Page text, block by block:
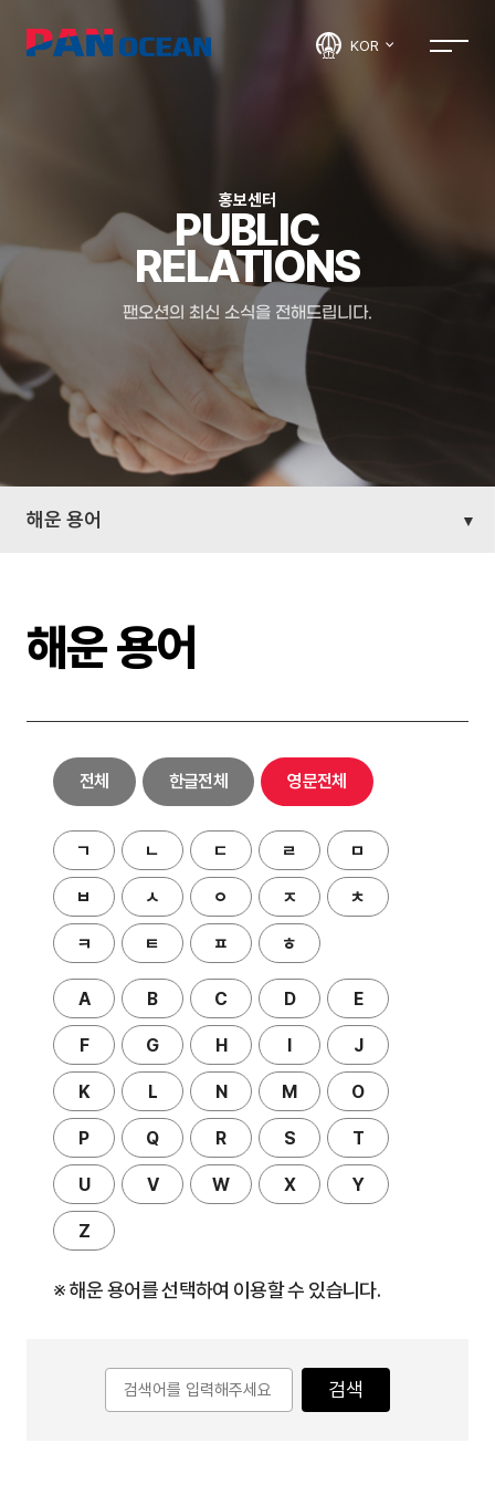
KOR
홍보센터
PUBLIC
RELATIONS
팬오션의 최신 소식을 전해드립니다.
해운 용어
해운 용어
전체 한글전체 영문전체
ㄱ ㄴ ㄷ ㄹ ㅁ
ㅂ ㅅ ㅇ ㅈ ㅊ
ㅋ ㅌ ㅍ ㅎ
A B C D E
F G H I J
K L N M O
P Q R S T
U V W X Y
Z
※ 해운 용어를 선택하여 이용할 수 있습니다.
검색